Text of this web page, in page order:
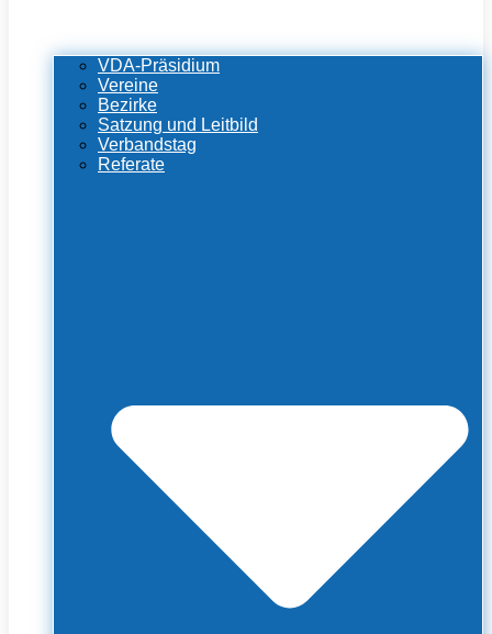
VDA-Präsidium
Vereine
Bezirke
Satzung und Leitbild
Verbandstag
Referate